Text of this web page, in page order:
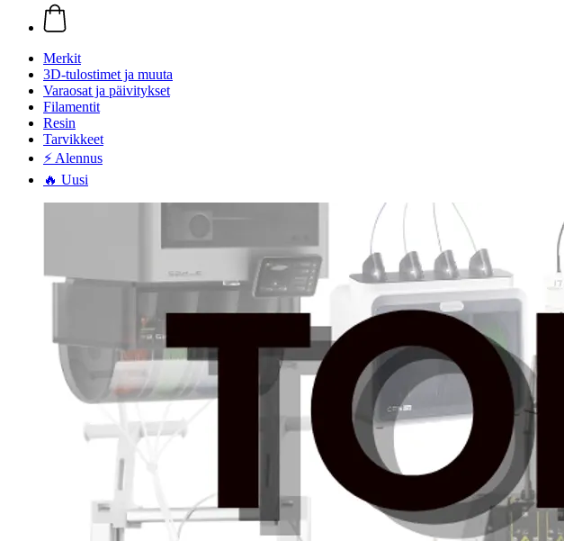
Merkit
3D-tulostimet ja muuta
Varaosat ja päivitykset
Filamentit
Resin
Tarvikkeet
⚡ Alennus
🔥 Uusi